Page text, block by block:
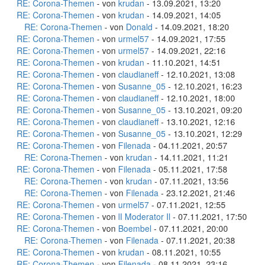
RE: Corona-Themen - von krudan - 13.09.2021, 13:20
RE: Corona-Themen - von krudan - 14.09.2021, 14:05
RE: Corona-Themen - von Donald - 14.09.2021, 18:20
RE: Corona-Themen - von urmel57 - 14.09.2021, 17:55
RE: Corona-Themen - von urmel57 - 14.09.2021, 22:16
RE: Corona-Themen - von krudan - 11.10.2021, 14:51
RE: Corona-Themen - von claudianeff- 12.10.2021, 13:08
RE: Corona-Themen - von Susanne_05 - 12.10.2021, 16:23
RE: Corona-Themen - von claudianeff- 12.10.2021, 18:00
RE: Corona-Themen - von Susanne_05 - 13.10.2021, 09:20
RE: Corona-Themen - von claudianeff- 13.10.2021, 12:16
RE: Corona-Themen - von Susanne_05 - 13.10.2021, 12:29
RE: Corona-Themen - von Filenada - 04.11.2021, 20:57
RE: Corona-Themen - von krudan - 14.11.2021, 11:21
RE: Corona-Themen - von Filenada - 05.11.2021, 17:58
RE: Corona-Themen - von krudan - 07.11.2021, 13:56
RE: Corona-Themen - von Filenada - 23.12.2021, 21:46
RE: Corona-Themen - von urmel57 - 07.11.2021, 12:55
RE: Corona-Themen - von lI Moderator Il - 07.11.2021, 17:50
RE: Corona-Themen - von Boembel - 07.11.2021, 20:00
RE: Corona-Themen - von Filenada - 07.11.2021, 20:38
RE: Corona-Themen - von krudan - 08.11.2021, 10:55